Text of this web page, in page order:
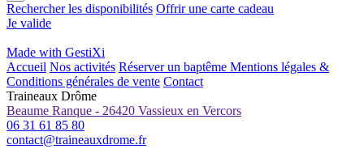
Rechercher les disponibilités Offrir une carte cadeau
Je valide
Made with GestiXi
Accueil Nos activités Réserver un baptême Mentions légales &
Conditions générales de vente Contact
Traineaux Drôme
Beaume Ranque - 26420 Vassieux en Vercors
06 31 61 85 80
contact@traineauxdrome.fr